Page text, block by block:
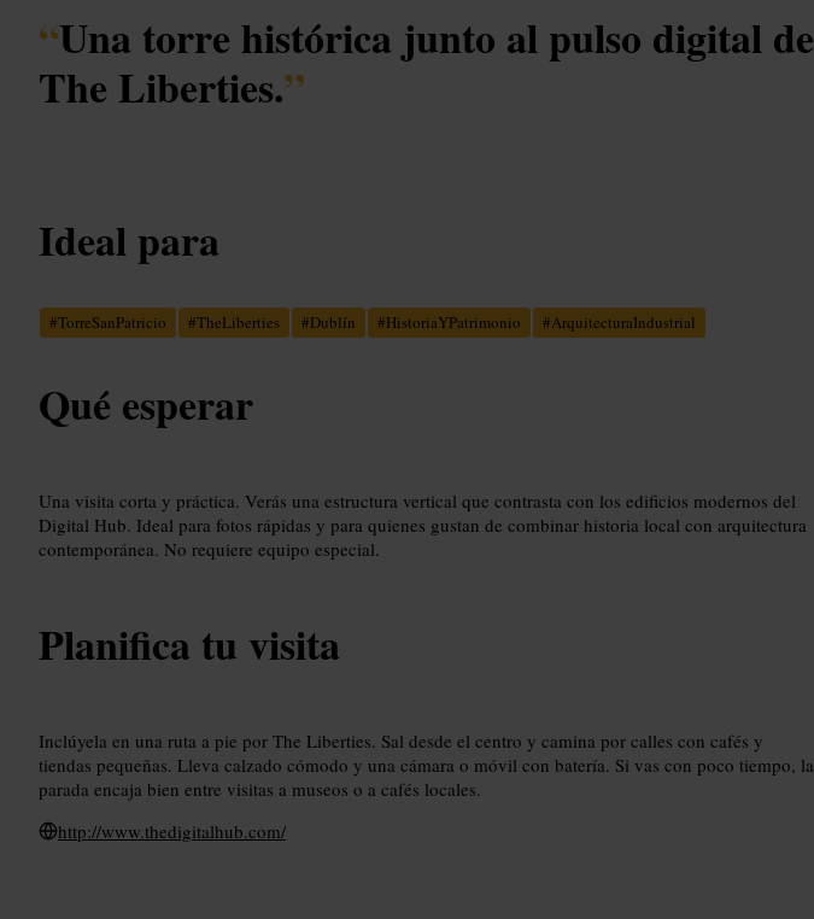
“Una torre histórica junto al pulso digital de
The Liberties.”
Ideal para
#TorreSanPatricio #TheLiberties #Dublín #HistoriaYPatrimonio #ArquitecturaIndustrial
Qué esperar
Una visita corta y práctica. Verás una estructura vertical que contrasta con los edificios modernos del
Digital Hub. Ideal para fotos rápidas y para quienes gustan de combinar historia local con arquitectura
contemporánea. No requiere equipo especial.
Planifica tu visita
Inclúyela en una ruta a pie por The Liberties. Sal desde el centro y camina por calles con cafés y
tiendas pequeñas. Lleva calzado cómodo y una cámara o móvil con batería. Si vas con poco tiempo, la
parada encaja bien entre visitas a museos o a cafés locales.
http://www.thedigitalhub.com/